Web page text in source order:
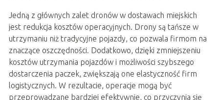
Jedną z głównych zalet dronów w dostawach miejskich
jest redukcja kosztów operacyjnych. Drony są tańsze w
utrzymaniu niż tradycyjne pojazdy, co pozwala firmom na
znaczące oszczędności. Dodatkowo, dzięki zmniejszeniu
kosztów utrzymania pojazdów i możliwości szybszego
dostarczenia paczek, zwiększają one elastyczność firm
logistycznych. W rezultacie, operacje mogą być
przeprowadzane bardziej efektywnie, co przyczynia się